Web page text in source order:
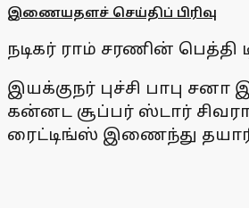
இணையதளச் செய்திப் பிரிவு
நடிகர் ராம் சரணின் பெத்தி
இயக்குநர் புச்சி பாபு
கன்னட சூப்பர் ஸ்டார்
ரைட்டிங்ஸ் இணைந்து